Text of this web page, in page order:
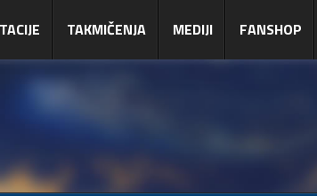
TAKMIČENJA MEDIJI FANSHOP